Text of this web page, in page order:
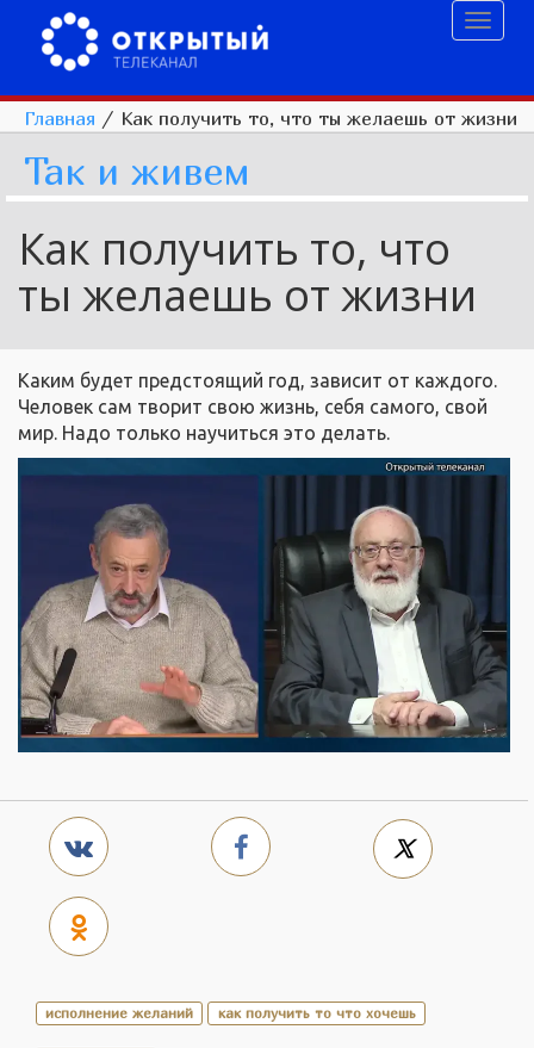
Главная / Как получить то, что ты желаешь от жизни
Так и живем
Как получить то, что
ты желаешь от жизни
Каким будет предстоящий год, зависит от каждого.
Человек сам творит свою жизнь, себя самого, свой
мир. Надо только научиться это делать.
исполнение желаний как получить то что хочешь